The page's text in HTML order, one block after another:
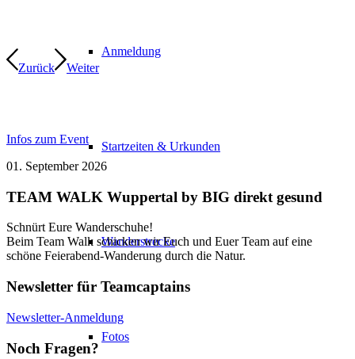
Anmeldung
Startzeiten & Urkunden
Wanderstrecke
Fotos
Zurück Weiter
Infos zum Event
01. September 2026
TEAM WALK Wuppertal by BIG direkt gesund
Schnürt Eure Wanderschuhe!
Beim Team Walk schicken wir Euch und Euer Team auf eine
schöne Feierabend-Wanderung durch die Natur.
Newsletter für Teamcaptains
Newsletter-Anmeldung
Noch Fragen?